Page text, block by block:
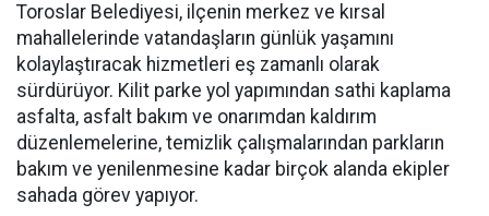
Toroslar Belediyesi, ilçenin merkez ve kırsal
mahallelerinde vatandaşların günlük yaşamını
kolaylaştıracak hizmetleri eş zamanlı olarak
sürdürüyor. Kilit parke yol yapımından sathi kaplama
asfalta, asfalt bakım ve onarımdan kaldırım
düzenlemelerine, temizlik çalışmalarından parkların
bakım ve yenilenmesine kadar birçok alanda ekipler
sahada görev yapıyor.